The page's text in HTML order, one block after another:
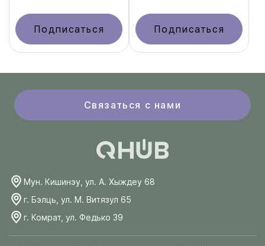
Подписаться Подписаться
Связаться с нами
Мун. Кишинэу, ул. А. Хыждеу 68
г. Бэлць, ул. М. Витязул 65
г. Комрат, ул. Федько 39